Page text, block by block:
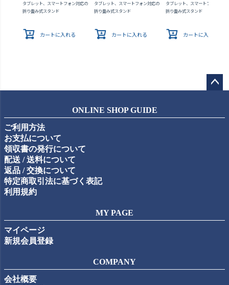
タブレット、スマートフォン対応の
折り畳み式スタンド
カートに入れる
タブレット、スマートフォン対応の
折り畳み式スタンド
カートに入れる
タブレット、スマートフォン対応
折り畳み式スタンド
カートに入れる
ップ
ONLINE SHOP GUIDE
ご利用方法
お支払について
領収書の発行について
配送 / 送料について
返品 / 交換について
特定商取引法に基づく表記
利用規約
MY PAGE
マイページ
新規会員登録
COMPANY
会社概要